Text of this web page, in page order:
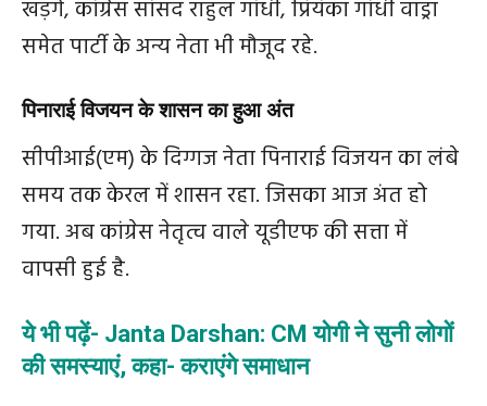
खड़गे, कांग्रेस सांसद राहुल गांधी, प्रियंका गांधी वाड्रा
समेत पार्टी के अन्य नेता भी मौजूद रहे.
पिनाराई विजयन के शासन का हुआ अंत
सीपीआई(एम) के दिग्गज नेता पिनाराई विजयन का लंबे
समय तक केरल में शासन रहा. जिसका आज अंत हो
गया. अब कांग्रेस नेतृत्व वाले यूडीएफ की सत्ता में
वापसी हुई है.
ये भी पढ़ें- Janta Darshan: CM योगी ने सुनी लोगों
की समस्याएं, कहा- कराएंगे समाधान